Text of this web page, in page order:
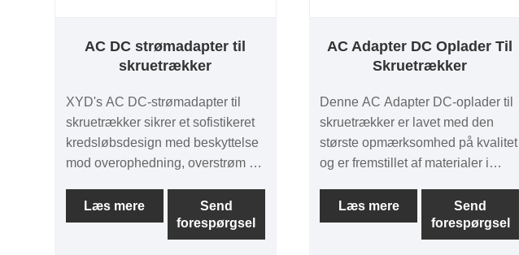
AC DC strømadapter til
skruetrækker
XYD's AC DC-strømadapter til
skruetrækker sikrer et sofistikeret
kredsløbsdesign med beskyttelse
mod overophedning, overstrøm og
materiale af høj kvalitet sikrer, at
opladerens temperatur holdes på
Læs mere
Send
forespørgsel
AC Adapter DC Oplader Til
Skruetrækker
Denne AC Adapter DC-oplader til
skruetrækker er lavet med den
største opmærksomhed på kvalitet
og er fremstillet af materialer i
af højeste standard og
pålidelighed.
Læs mere
Send
forespørgsel